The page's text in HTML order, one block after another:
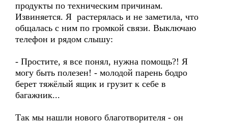
продукты по техническим причинам.
Извиняется. Я растерялась и не заметила, что
общалась с ним по громкой связи. Выключаю
телефон и рядом слышу:
- Простите, я все понял, нужна помощь?! Я
могу быть полезен! - молодой парень бодро
берет тяжёлый ящик и грузит к себе в
багажник...
Так мы нашли нового благотворителя - он